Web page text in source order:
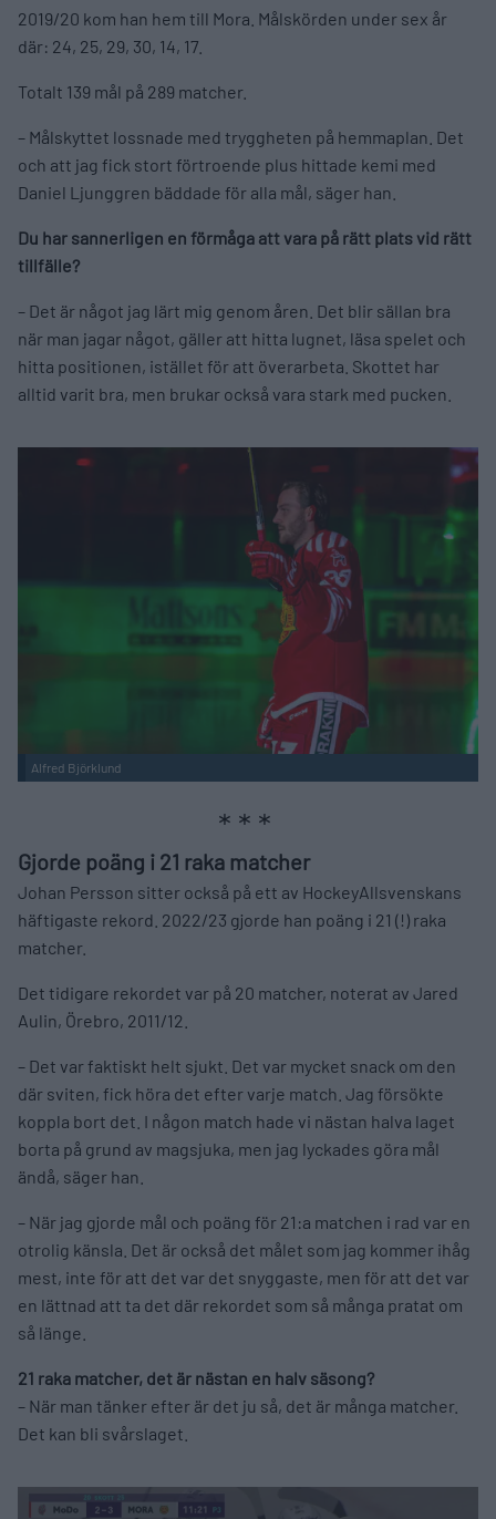
2019/20 kom han hem till Mora. Målskörden under sex år
där: 24, 25, 29, 30, 14, 17.
Totalt 139 mål på 289 matcher.
– Målskyttet lossnade med tryggheten på hemmaplan. Det
och att jag fick stort förtroende plus hittade kemi med
Daniel Ljunggren bäddade för alla mål, säger han.
Du har sannerligen en förmåga att vara på rätt plats vid rätt
tillfälle?
– Det är något jag lärt mig genom åren. Det blir sällan bra
när man jagar något, gäller att hitta lugnet, läsa spelet och
hitta positionen, istället för att överarbeta. Skottet har
alltid varit bra, men brukar också vara stark med pucken.
Alfred Björklund
Gjorde poäng i 21 raka matcher
Johan Persson sitter också på ett av HockeyAllsvenskans
häftigaste rekord. 2022/23 gjorde han poäng i 21 (!) raka
matcher.
Det tidigare rekordet var på 20 matcher, noterat av Jared
Aulin, Örebro, 2011/12.
– Det var faktiskt helt sjukt. Det var mycket snack om den
där sviten, fick höra det efter varje match. Jag försökte
koppla bort det. I någon match hade vi nästan halva laget
borta på grund av magsjuka, men jag lyckades göra mål
ändå, säger han.
– När jag gjorde mål och poäng för 21:a matchen i rad var en
otrolig känsla. Det är också det målet som jag kommer ihåg
mest, inte för att det var det snyggaste, men för att det var
en lättnad att ta det där rekordet som så många pratat om
så länge.
21 raka matcher, det är nästan en halv säsong?
– När man tänker efter är det ju så, det är många matcher.
Det kan bli svårslaget.